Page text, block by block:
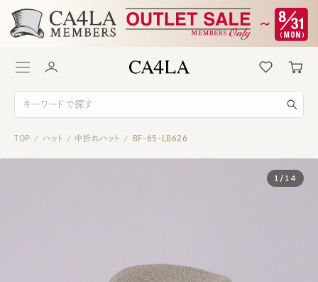
TOP / ハット / 中折れハット / BF-65-LB626
1 / 14